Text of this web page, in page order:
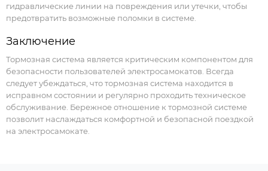
гидравлические линии на повреждения или утечки, чтобы
предотвратить возможные поломки в системе.
Заключение
Тормозная система является критическим компонентом для
безопасности пользователей электросамокатов. Всегда
следует убеждаться, что тормозная система находится в
исправном состоянии и регулярно проходить техническое
обслуживание. Бережное отношение к тормозной системе
позволит наслаждаться комфортной и безопасной поездкой
на электросамокате.